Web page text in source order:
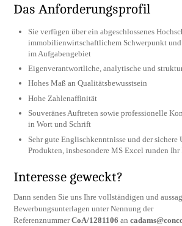
Das Anforderungsprofil
Sie verfügen über ein abgeschlossenes
immobilienwirtschaftlichem Schwerpunkt und
im Aufgabengebiet
Eigenverantwortliche, analytische und
Hohes Maß an Qualitätsbewusstsein
Hohe Zahlenaffinität
Souveränes Auftreten sowie professionelle
in Wort und Schrift
Sehr gute Englischkenntnisse und der
Produkten, insbesondere MS Excel runden Ihr
Interesse geweckt?
Dann senden Sie uns Ihre vollständigen und
Bewerbungsunterlagen unter Nennung der
ReferenznummerCoA/1281106 an